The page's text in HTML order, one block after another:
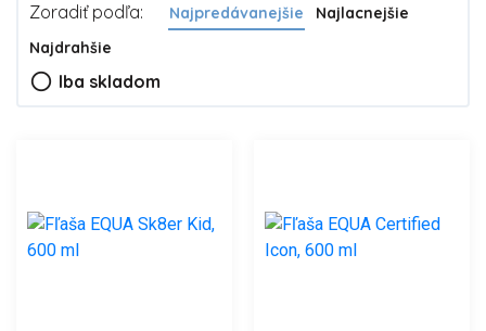
Zoradiť podľa: Najpredávanejšie
Najlacnejšie
Najdrahšie
radio_button_unchecked Iba skladom